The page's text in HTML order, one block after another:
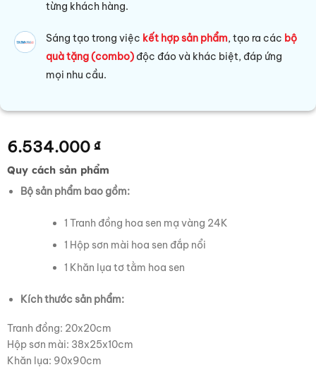
từng khách hàng.
Sáng tạo trong việc kết hợp sản phẩm, tạo ra các bộ
quà tặng (combo) độc đáo và khác biệt, đáp ứng
mọi nhu cầu.
6.534.000 ₫
Quy cách sản phẩm
Bộ sản phẩm bao gồm:
1 Tranh đồng hoa sen mạ vàng 24K
1 Hộp sơn mài hoa sen đắp nổi
1 Khăn lụa tơ tằm hoa sen
Kích thước sản phẩm:
Tranh đồng: 20x20cm
Hộp sơn mài: 38x25x10cm
Khăn lụa: 90x90cm